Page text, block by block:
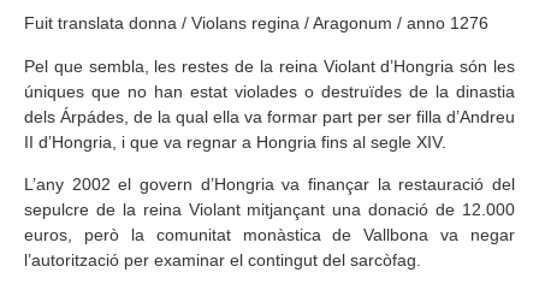
Fuit translata donna / Violans regina / Aragonum / anno 1276
Pel que sembla, les restes de la reina Violant d’Hongria són les
úniques que no han estat violades o destruïdes de la dinastia
dels Árpádes, de la qual ella va formar part per ser filla d’Andreu
II d’Hongria, i que va regnar a Hongria fins al segle XIV.
L’any 2002 el govern d’Hongria va finançar la restauració del
sepulcre de la reina Violant mitjançant una donació de 12.000
euros, però la comunitat monàstica de Vallbona va negar
l’autorització per examinar el contingut del sarcòfag.